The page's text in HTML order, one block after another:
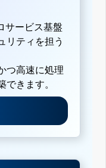
サービス基盤
リティを担う
つ高速に処理
できます。